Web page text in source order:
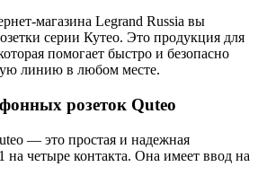
магазина Legrand Russia вы
серии Кутео. Это продукция для
помогает быстро и безопасно
линию в любом месте.
розеток Quteo
— это простая и надежная
на четыре контакта. Она имеет ввод на